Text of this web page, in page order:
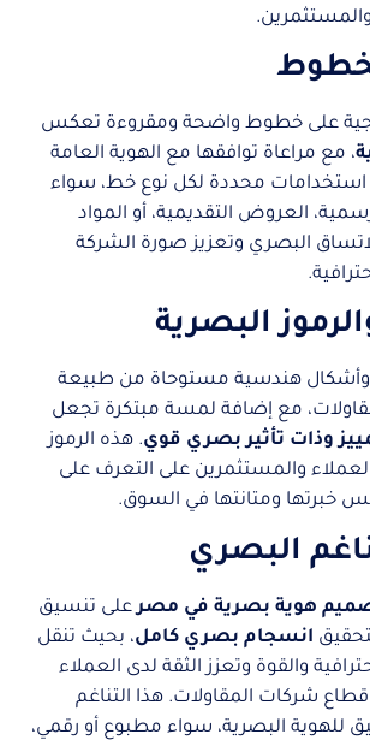
على خطوط واضحة ومقروءة تعكس
، مع مراعاة توافقها مع الهوية العامة
استخدامات محددة لكل نوع خط، سواء
العروض التقديمية، أو المواد
البصري وتعزيز صورة الشركة
البصرية
هندسية مستوحاة من طبيعة
مع إضافة لمسة مبتكرة تجعل
وذات تأثير بصري قوي. هذه الرموز
والمستثمرين على التعرف على
خبرتها ومتانتها في السوق.
البصري
هوية بصرية في مصرعلى تنسيق
انسجام بصري كامل، بحيث تنقل
والقوة وتعزز الثقة لدى العملاء
شركات المقاولات. هذا التناغم
للهوية البصرية، سواء مطبوع أو رقمي،